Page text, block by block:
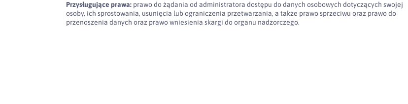
Przysługujące prawa: prawo do żądania od administratora dostępu do danych osobowych dotyczących swojej
osoby, ich sprostowania, usunięcia lub ograniczenia przetwarzania, a także prawo sprzeciwu oraz prawo do
przenoszenia danych oraz prawo wniesienia skargi do organu nadzorczego.